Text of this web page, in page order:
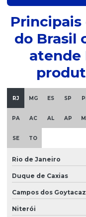
Distribuidor de sucos
Distribuidora de
Distribuidora de biscoitos
Distribuidora de biscoitos
Distribuidora de
Distribuidora de
Distribuidora de
Distribuidora para
Distribuidora de
do Brasil
atende
RJ MG ES SP
PA AC AL AP
SE TO
Rio de Janeiro
Duque de Caxias
Campos dos
Niterói